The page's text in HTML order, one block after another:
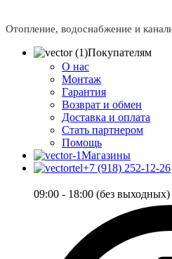
Отопление, водоснабжение и
Покупателям
О нас
Монтаж
Гарантия
Возврат и обмен
Доставка и оплата
Стать партнером
Помощь
Магазины
+7 (918) 252-12-26
09:00 - 18:00 (без выходных)